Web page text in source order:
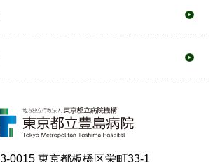
0015 東京都板橋区栄町33-1